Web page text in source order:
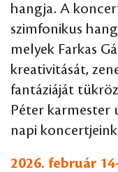
hangja. A
szimfonikus
melyek Farkas
kreativitását,
fantáziáját
Péter karmester
napi
2026. február